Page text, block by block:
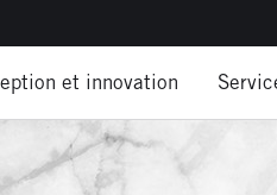
et innovation